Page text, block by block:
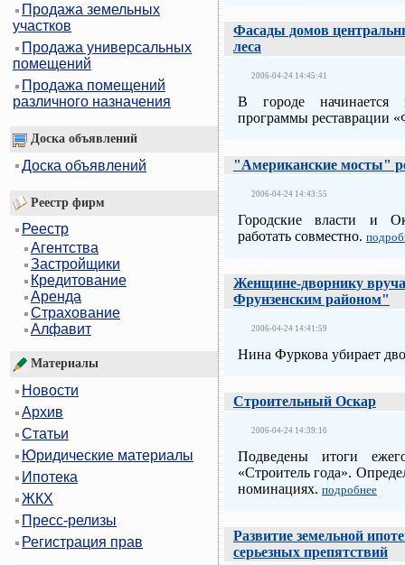
Продажа земельных
участков
Продажа универсальных
помещений
Продажа помещений
различного назначения
Доска объявлений
Доска объявлений
Реестр фирм
Реестр
Агентства
Застройщики
Кредитование
Аренда
Страхование
Алфавит
Материалы
Новости
Архив
Статьи
Юридические материалы
Ипотека
ЖКХ
Пресс-релизы
Регистрация прав
Фасады домов
леса
2006-04-24 14:45:41
В городе начинается
программы реставрации
"Американские мосты"
2006-04-24 14:43:55
Городские власти и
работать совместно.
Женщине-дворнику
Фрунзенским районом"
2006-04-24 14:41:59
Нина Фуркова убирает
Строительный Оскар
2006-04-24 14:39:10
Подведены итоги
«Строитель года».
номинациях. подробнее
Развитие земельной
серьезных препятствий